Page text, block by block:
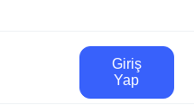
Giriş
Yap